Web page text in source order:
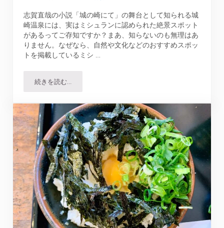
志賀直哉の小説「城の崎にて」の舞台として知られる城
崎温泉には、実はミシュランに認められた絶景スポット
があるってご存知ですか？まあ、知らないのも無理はあ
りません。なぜなら、自然や文化などのおすすめスポッ
トを掲載しているミシ …
続きを読む…城崎珈琲みはらしテラスカフェでミシュラン一つ星の景